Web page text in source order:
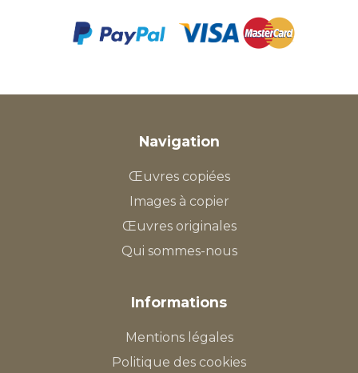
Navigation
Œuvres copiées
Images à copier
Œuvres originales
Qui sommes-nous
Informations
Mentions légales
Politique des cookies